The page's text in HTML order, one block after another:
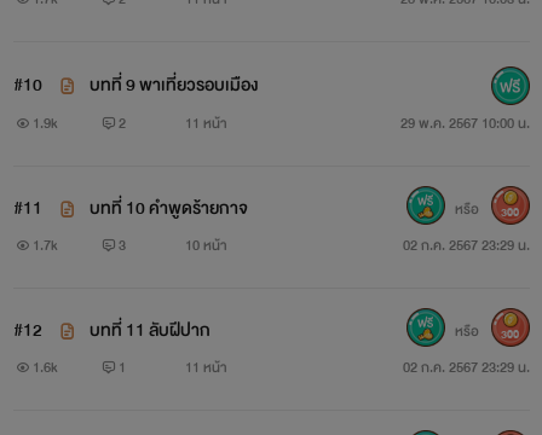
#10 บทที่ 9 พาเที่ยวรอบเมือง
1.9k 2 11 หน้า 29 พ.ค. 2567 10:00 น.
#11 บทที่ 10 คำพูดร้ายกาจ
1.7k 3 10 หน้า 02 ก.ค. 2567 23:29 น.
หรือ 300
#12 บทที่ 11 ลับฝีปาก
1.6k 1 11 หน้า 02 ก.ค. 2567 23:29 น.
หรือ 300